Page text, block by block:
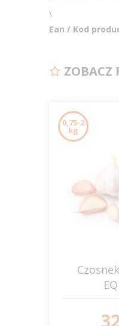
\
Ean / Kod
ZOBACZ
0,75-2
kg